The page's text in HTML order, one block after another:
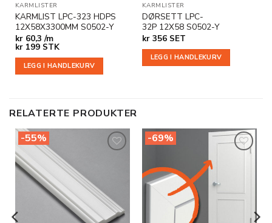
KARMLISTER
KARMLIST LPC-323 HDPS
12X58X3300MM S0502-Y
kr60,3 /m
kr199 STK
LEGG I HANDLEKURV
KARMLISTER
DØRSETT LPC-
32P 12X58 S0502-Y
kr356 SET
LEGG I HANDLEKURV
RELATERTE PRODUKTER
-55%
ønskeliste
-69%
ønskeliste